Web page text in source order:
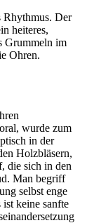
Rhythmus. Der
heiteres,
Grummeln im
Ohren.
wurde zum
in der
Holzbläsern,
die sich in den
Man begriff
selbst enge
keine sanfte